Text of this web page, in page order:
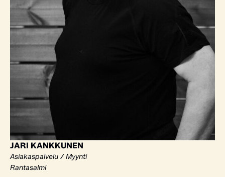
JARI KANKKUNEN
Asiakaspalvelu / Myynti
Rantasalmi